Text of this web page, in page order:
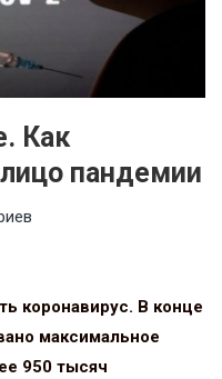
Как
пандемии
коронавирус. В конце
максимальное
950 тысяч